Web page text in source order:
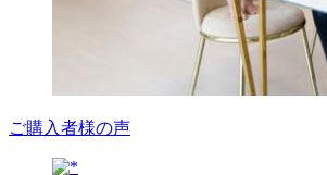
ご購入者様の声